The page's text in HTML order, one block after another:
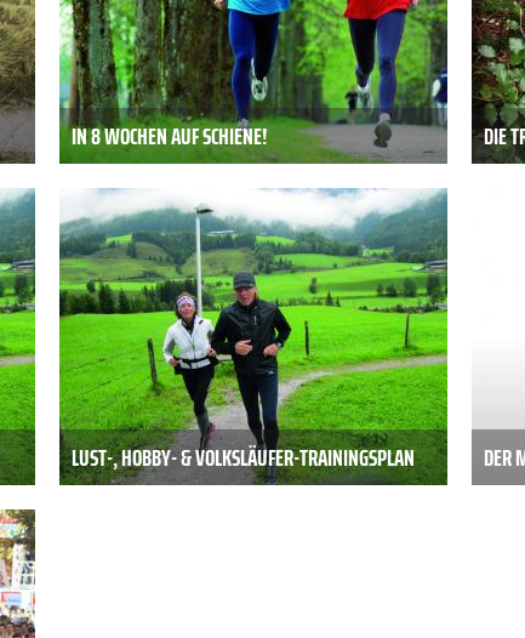
IN 8 WOCHEN AUF SCHIENE! DIE
LUST-, HOBBY- & VOLKSLÄUFER-TRAININGSPLAN DER